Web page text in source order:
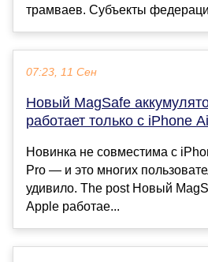
трамваев. Субъекты
07:23, 11 Сен
Новый MagSafe
работает только с iPhone
Новинка не совместима с
Pro — и это многих
удивило. The post Новый
Apple работае...